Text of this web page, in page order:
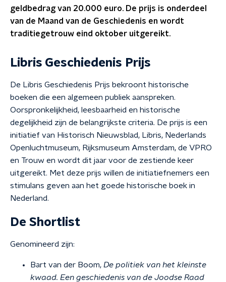
geldbedrag van 20.000 euro. De prijs is onderdeel
van de Maand van de Geschiedenis en wordt
traditiegetrouw eind oktober uitgereikt.
Libris Geschiedenis Prijs
De Libris Geschiedenis Prijs bekroont historische
boeken die een algemeen publiek aanspreken.
Oorspronkelijkheid, leesbaarheid en historische
degelijkheid zijn de belangrijkste criteria. De prijs is een
initiatief van Historisch Nieuwsblad, Libris, Nederlands
Openluchtmuseum, Rijksmuseum Amsterdam, de VPRO
en Trouw en wordt dit jaar voor de zestiende keer
uitgereikt. Met deze prijs willen de initiatiefnemers een
stimulans geven aan het goede historische boek in
Nederland.
De Shortlist
Genomineerd zijn:
Bart van der Boom, De politiek van het kleinste
kwaad. Een geschiedenis van de Joodse Raad